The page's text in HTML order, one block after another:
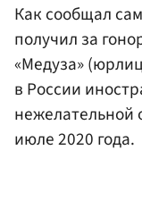
Как сообщал
получил за
«Медуза»
в России
нежелательной
июле 2020 года.